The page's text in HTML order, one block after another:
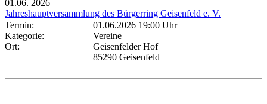
01.06. 2026
Jahreshauptversammlung des Bürgerring Geisenfeld e. V.
Termin:
01.06.2026 19:00 Uhr
Kategorie:
Vereine
Ort:
Geisenfelder Hof
85290 Geisenfeld